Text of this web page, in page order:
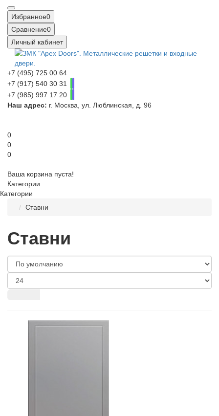
Избранное0
Сравнение0
Личный кабинет
+7 (495) 725 00 64
+7 (917) 540 30 31
+7 (985) 997 17 20
Наш адрес: г. Москва, ул. Люблинская, д. 96
0
0
0
Ваша корзина пуста!
Категории
Категории
Ставни
Ставни